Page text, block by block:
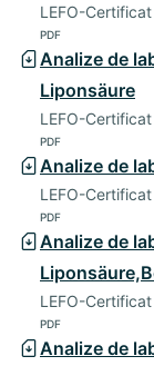
LEFO-
PDF
Analize de
Liponsäure
LEFO-
PDF
Analize de
LEFO-
PDF
Analize de
LEFO-
PDF
Analize de